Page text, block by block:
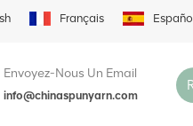
Français Español
Envoyez-Nous Un Email
info@chinaspunyarn.com